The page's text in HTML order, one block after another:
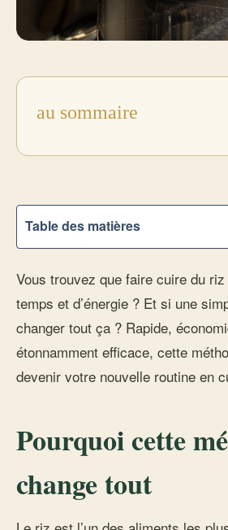
au sommaire
Table des matières
Vous trouvez que faire cuire du
temps et d’énergie ? Et si une
changer tout ça ? Rapide,
étonnamment efficace, cette
devenir votre nouvelle routine en
Pourquoi cette
change tout